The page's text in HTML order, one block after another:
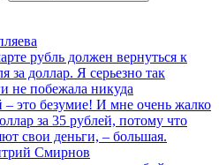
рубль должен вернуться к
за доллар. Я серьезно так
не побежала никуда
– это безумие! И мне очень жалко
за 35 рублей, потому что
свои деньги, – большая.
Смирнов